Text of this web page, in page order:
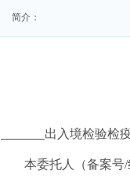
简介：
出入境检验检
本委托人（备案号/